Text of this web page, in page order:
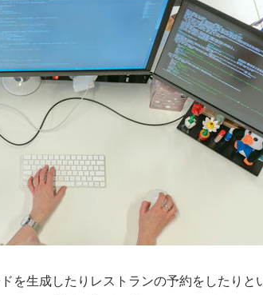
を生成したりレストランの予約をしたりと